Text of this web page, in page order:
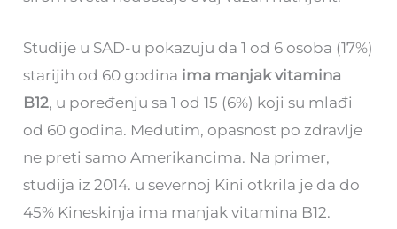
Studije u SAD-u pokazuju da 1 od 6 osoba (17%)
starijih od 60 godina ima manjak vitamina
B12, u poređenju sa 1 od 15 (6%) koji su mlađi
od 60 godina. Međutim, opasnost po zdravlje
ne preti samo Amerikancima. Na primer,
studija iz 2014. u severnoj Kini otkrila je da do
45% Kineskinja ima manjak vitamina B12.